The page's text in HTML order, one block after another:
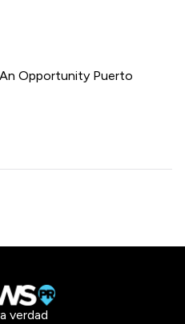
Opportunity Puerto
verdad